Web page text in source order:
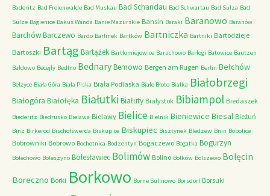
Baderitz Bad Freienwalde Bad Muskau Bad Schandau Bad Schwartau Bad Sulza Bad
Sulze Bagienice Bakus Wanda Banie Mazurskie Bansin Baraki Baranowo Baranów
BarchówBarczewo Bardo Barlinek Bartków Bartniczka Bartniki Bartodzieje
Bartoszki Bartąg Bartążek Bartłomiejowice Baruchowo Barłogi Batowice Bautzen
Bałdowo Becejły Bedlno BednaryBemowo Bergen am Rugen Berlin Bełchów
Bełżyce Biała Góra Biała Piska Biała Podlaska Białe Błoto Białka Białobrzegi
Białogóra Białołęka Białutki Białuty Białystok Bibiampol Biedaszek
Biederitz Biedrusko Bielawa Bielawy Bielice Bielnik Bieniewice Biesal Bieżuń
Binz Birkerod Bischofswerda Biskupice Biskupiec Bisztynek Bledzew Bnin Bobolice
Bobrowniki Bobrowo Bochotnica Bodzentyn Bogaczewo Bogatka Bogurzyn
Bolechowo Boleszyno Bolesławiec Bolimów Bolino Bolków Bolszewo Bolęcin
Boreczno Borki Borkowo Borne Sulinowo Borsdorf Borsuki